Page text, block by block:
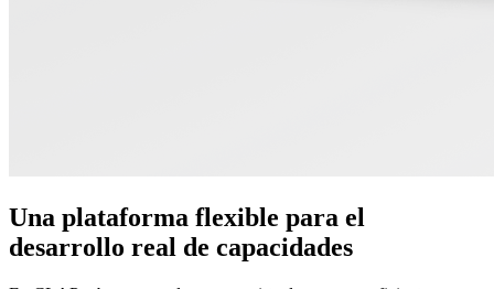
Una plataforma flexible para el
desarrollo real de capacidades